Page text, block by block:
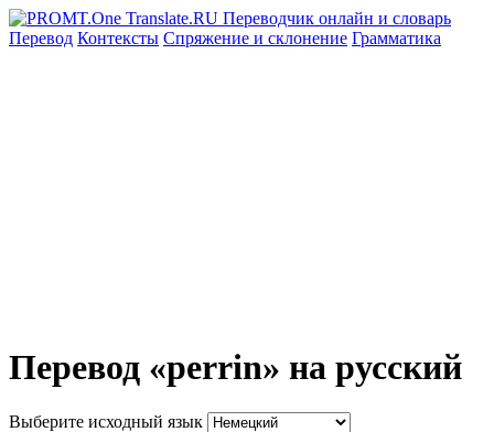
Перевод Контексты Спряжение и склонение Грамматика
Перевод «perrin» на русский
Выберите исходный язык